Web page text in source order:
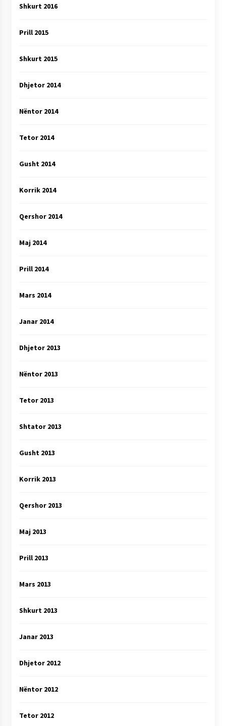
Shkurt 2016
Prill 2015
Shkurt 2015
Dhjetor 2014
Nëntor 2014
Tetor 2014
Gusht 2014
Korrik 2014
Qershor 2014
Maj 2014
Prill 2014
Mars 2014
Janar 2014
Dhjetor 2013
Nëntor 2013
Tetor 2013
Shtator 2013
Gusht 2013
Korrik 2013
Qershor 2013
Maj 2013
Prill 2013
Mars 2013
Shkurt 2013
Janar 2013
Dhjetor 2012
Nëntor 2012
Tetor 2012